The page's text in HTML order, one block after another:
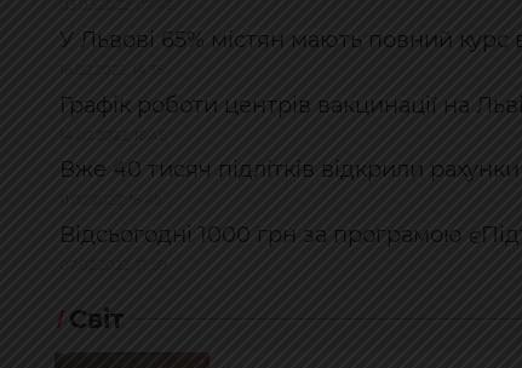
У Львові 65% містян мають повний курс
Графік роботи центрів вакцинації на
Вже 40 тисяч підлітків відкрили
Відсьогодні 1000 грн за програмою
Світ